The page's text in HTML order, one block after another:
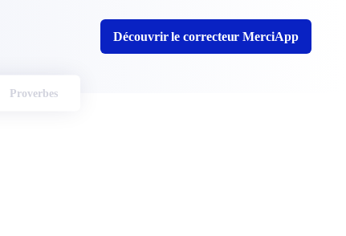
Découvrir le correcteur MerciApp
Proverbes